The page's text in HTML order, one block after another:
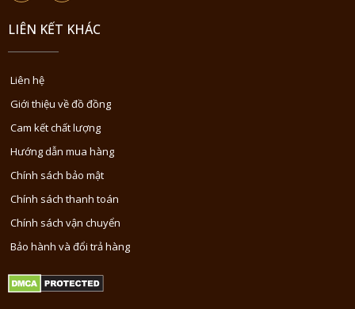
LIÊN KẾT KHÁC
Liên hệ
Giới thiệu về đồ đồng
Cam kết chất lượng
Hướng dẫn mua hàng
Chính sách bảo mật
Chính sách thanh toán
Chính sách vận chuyển
Bảo hành và đổi trả hàng